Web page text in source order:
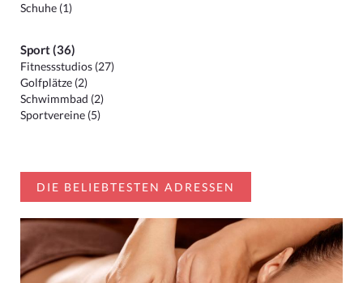
Schuhe (1)
Sport (36)
Fitnessstudios (27)
Golfplätze (2)
Schwimmbad (2)
Sportvereine (5)
DIE BELIEBTESTEN ADRESSEN